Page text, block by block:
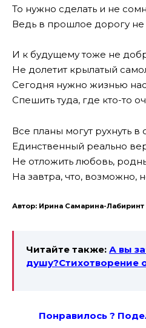
То нужно сделать и не
Ведь в прошлое дорогу не
И к будущему тоже не
Не долетит крылатый
Сегодня нужно жизнью
Спешить туда, где кто-то
Все планы могут рухнуть в
Единственный реально
Не отложить любовь,
На завтра, что, возможно,
Автор: Ирина Самарина-Лабиринт
Читайте также: А вы
душу?Стихотворение
Понравилось ? Поде